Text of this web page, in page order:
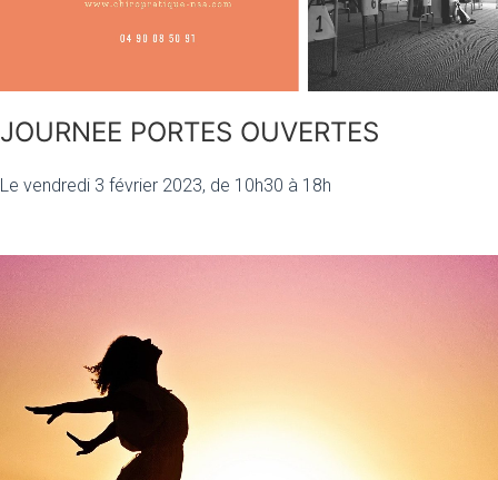
JOURNEE PORTES OUVERTES
Le vendredi 3 février 2023, de 10h30 à 18h